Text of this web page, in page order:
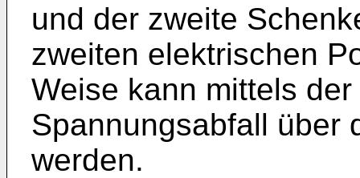
und der zweite
zweiten elektrischen
Weise kann mittels
Spannungsabfall über
werden.